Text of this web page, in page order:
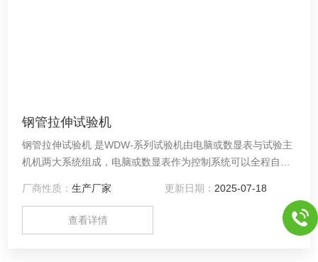
钢管拉伸试验机
钢管拉伸试验机 是WDW-系列试验机由电脑或数显表与试验主
机机两大系统组成，电脑或数显表作为控制系统可以全程自动
种金属、非金属及复合材料进行拉伸、压缩、弯曲等力学性能
指标的测试及研究。具有操作方便，试验速度连续可调,试样拉
厂商性质：生产厂家 更新日期： 2025-07-18
查看详情